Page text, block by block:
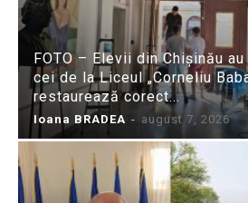
FOTO – Elevii din Chișinău
cei de la Liceul „Corneliu
restaurează corect...
Ioana BRADEA - august 7, 2026